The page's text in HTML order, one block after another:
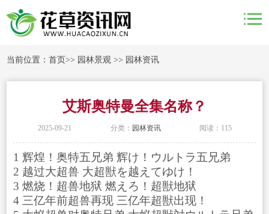
当前位置：首页>> 园林景观 >> 园林资讯
艾斯奥特曼全集名称？
2025-09-21 分类： 园林资讯 阅读：115
1 辉煌！奥特五兄弟 辉け！ウルトラ五兄弟
2 越过大超兽 大超獣を越えてゆけ！
3 燃烧！超兽地狱 燃えろ！超獣地狱
4 三亿年前超兽再现 三亿年超獣出现！